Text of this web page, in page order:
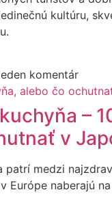
kultúru,
komentár
–
v
patrí medzi
Európe naberajú